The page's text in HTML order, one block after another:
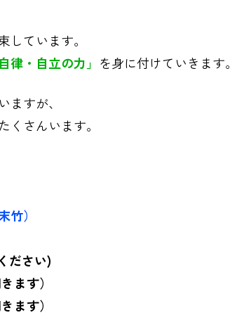
しています。
自律・自立の力」 を身に付けていきます。
すが、
さんいます。
）
ださい)
ます）
ます）